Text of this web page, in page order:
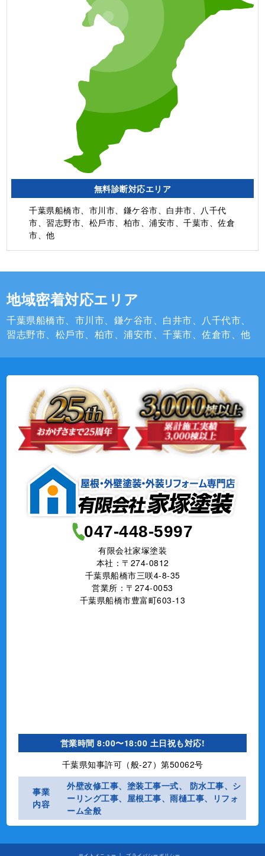
無料診断対応エリア
千葉県船橋市、市川市、鎌ケ谷市、白井市、⼋千代
市、習志野市、松⼾市、柏市、浦安市、千葉市、佐倉
市、他
地域密着対応エリア
千葉県船橋市、市川市、鎌ケ谷市、白井市、⼋千代市、
習志野市、松⼾市、柏市、浦安市、千葉市、佐倉市、他
047-448-5997
有限会社家塚塗装
本社：〒274-0812
千葉県船橋市三咲4-8-35
営業所：〒274-0053
千葉県船橋市豊富町603-13
営業時間 8:00〜18:00 土日祝も対応!
千葉県知事許可（般-27）第50062号
事業
内容
外壁改修工事、塗装工事⼀式、 防水工事、シ
ーリング工事、屋根工事、雨樋工事、リフォ
ーム全般